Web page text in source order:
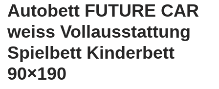
Autobett FUTURE CAR
weiss Vollausstattung
Spielbett Kinderbett
90×190